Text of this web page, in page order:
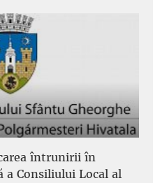
întrunirii în
a Consiliului Local al